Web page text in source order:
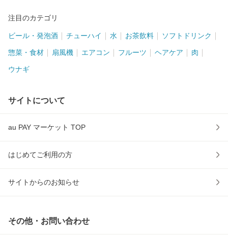
注目のカテゴリ
ビール・発泡酒 チューハイ 水 お茶飲料 ソフトドリンク
惣菜・食材 扇風機 エアコン フルーツ ヘアケア 肉
ウナギ
サイトについて
au PAY マーケット TOP
はじめてご利用の方
サイトからのお知らせ
その他・お問い合わせ